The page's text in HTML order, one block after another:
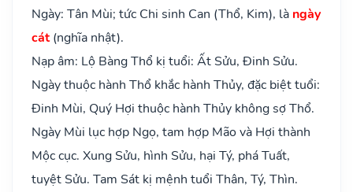
Ngày: Tân Mùi; tức Chi sinh Can (Thổ, Kim), là ngày
cát(nghĩa nhật).
Nạp âm: Lộ Bàng Thổ kị tuổi: Ất Sửu, Đinh Sửu.
Ngày thuộc hành Thổ khắc hành Thủy, đặc biệt tuổi:
Đinh Mùi, Quý Hợi thuộc hành Thủy không sợ Thổ.
Ngày Mùi lục hợp Ngọ, tam hợp Mão và Hợi thành
Mộc cục. Xung Sửu, hình Sửu, hại Tý, phá Tuất,
tuyệt Sửu. Tam Sát kị mệnh tuổi Thân, Tý, Thìn.